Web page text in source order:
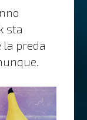
sta
la preda